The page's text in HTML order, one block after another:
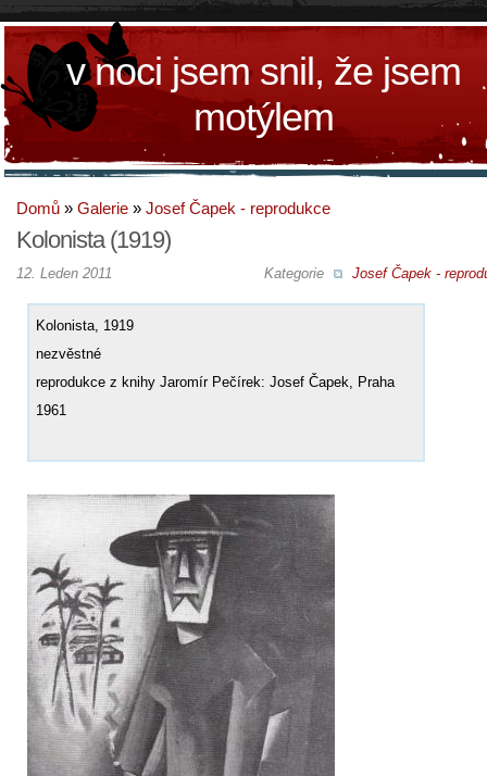
v noci jsem snil, že jsem
motýlem
Domů » Galerie » Josef Čapek - reprodukce
Kolonista (1919)
Kategorie Josef Čapek -
12. Leden 2011
Kolonista, 1919
nezvěstné
reprodukce z knihy Jaromír Pečírek: Josef Čapek, Praha
1961